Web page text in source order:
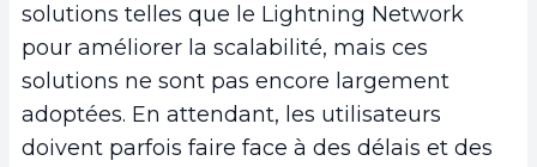
solutions telles que le Lightning Network
pour améliorer la scalabilité, mais ces
solutions ne sont pas encore largement
adoptées. En attendant, les utilisateurs
doivent parfois faire face à des délais et des